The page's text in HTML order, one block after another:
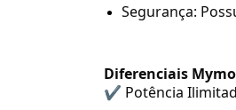
Segurança:
Diferenciais
✔ Potência